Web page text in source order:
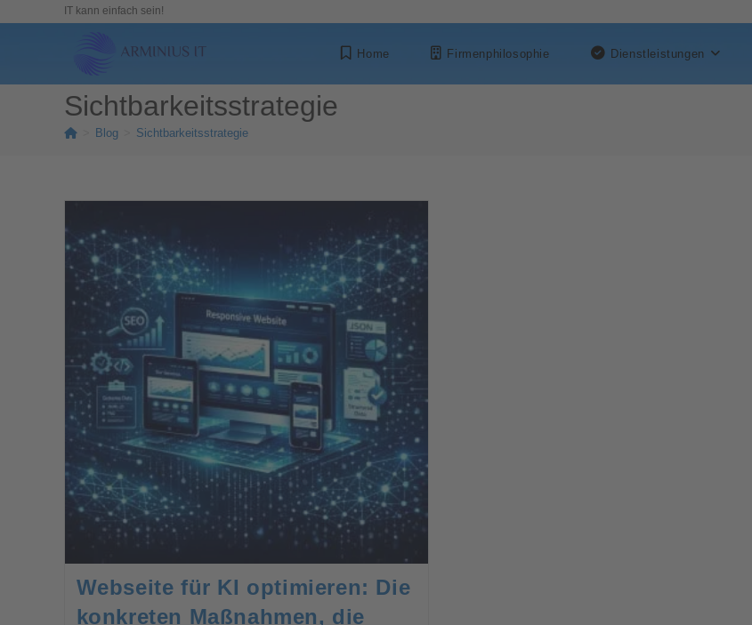
IT kann einfach sein!
Home Firmenphilosophie Dienstleistungen
Sichtbarkeitsstrategie
Blog Sichtbarkeitsstrategie
Webseite für KI optimieren: Die
konkreten Maßnahmen, die